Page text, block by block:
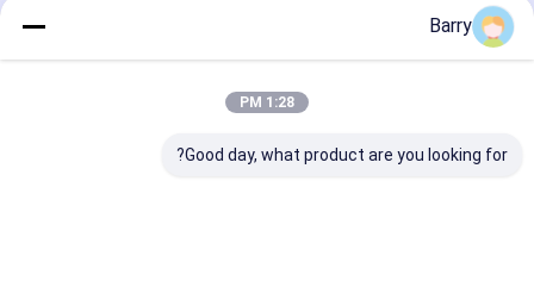
المنتجات الموصى بها
Barry
1:28 PM
Good day, what product are you looking for?